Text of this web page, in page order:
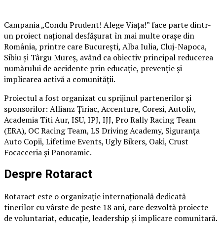
Campania „Condu Prudent! Alege Viața!” face parte dintr-
un proiect național desfășurat în mai multe orașe din
România, printre care București, Alba Iulia, Cluj-Napoca,
Sibiu și Târgu Mureș, având ca obiectiv principal reducerea
numărului de accidente prin educație, prevenție și
implicarea activă a comunității.
Proiectul a fost organizat cu sprijinul partenerilor și
sponsorilor: Allianz Țiriac, Accenture, Coresi, Autoliv,
Academia Titi Aur, ISU, IPJ, IJJ, Pro Rally Racing Team
(ERA), OC Racing Team, LS Driving Academy, Siguranța
Auto Copii, Lifetime Events, Ugly Bikers, Oaki, Crust
Focacceria și Panoramic.
Despre Rotaract
Rotaract este o organizație internațională dedicată
tinerilor cu vârste de peste 18 ani, care dezvoltă proiecte
de voluntariat, educație, leadership și implicare comunitară.